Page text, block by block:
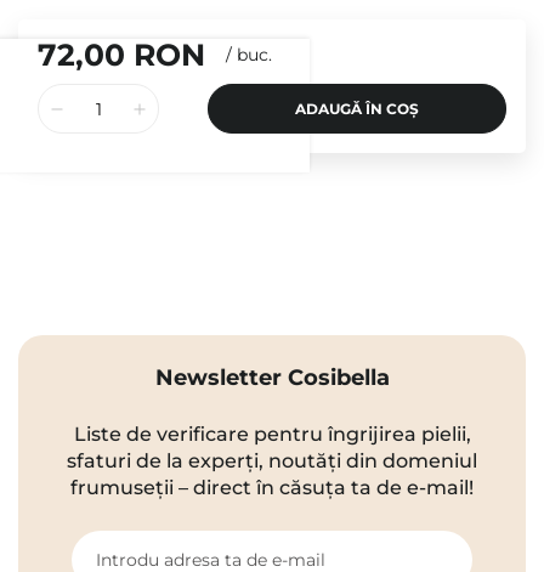
72,00 RON / buc.
ADAUGĂ ÎN COȘ
Newsletter Cosibella
Liste de verificare pentru îngrijirea pielii,
sfaturi de la experți, noutăți din domeniul
frumuseții – direct în căsuța ta de e-mail!
Introdu adresa ta de e-mail